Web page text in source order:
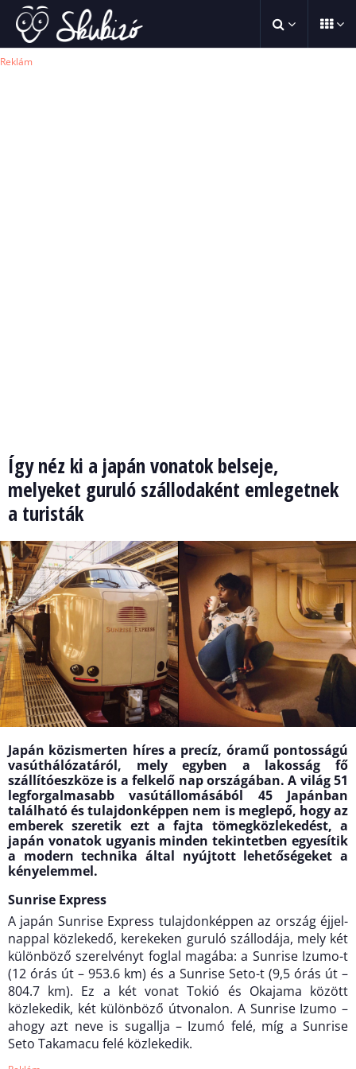
Reklám
Így néz ki a japán vonatok belseje,
melyeket guruló szállodaként emlegetnek
a turisták
Japán közismerten híres a precíz, óramű pontosságú
vasúthálózatáról, mely egyben a lakosság fő
szállítóeszköze is a felkelő nap országában. A világ 51
legforgalmasabb vasútállomásából 45 Japánban
található és tulajdonképpen nem is meglepő, hogy az
emberek szeretik ezt a fajta tömegközlekedést, a
japán vonatok ugyanis minden tekintetben egyesítik
a modern technika által nyújtott lehetőségeket a
kényelemmel.
Sunrise Express
A japán Sunrise Express tulajdonképpen az ország éjjel-
nappal közlekedő, kerekeken guruló szállodája, mely két
különböző szerelvényt foglal magába: a Sunrise Izumo-t
(12 órás út – 953.6 km) és a Sunrise Seto-t (9,5 órás út –
804.7 km). Ez a két vonat Tokió és Okajama között
közlekedik, két különböző útvonalon. A Sunrise Izumo –
ahogy azt neve is sugallja – Izumó felé, míg a Sunrise
Seto Takamacu felé közlekedik.